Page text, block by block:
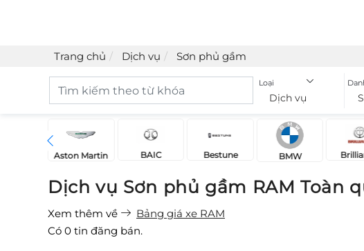
Trang chủ Dịch vụ Sơn phủ gầm
Loại
Dịch vụ
Aston Martin BAIC Bestune BMW
Dịch vụ Sơn phủ gầm RAM Toàn
Xem thêm về
Bảng giá xe RAM
Có 0 tin đăng bán.